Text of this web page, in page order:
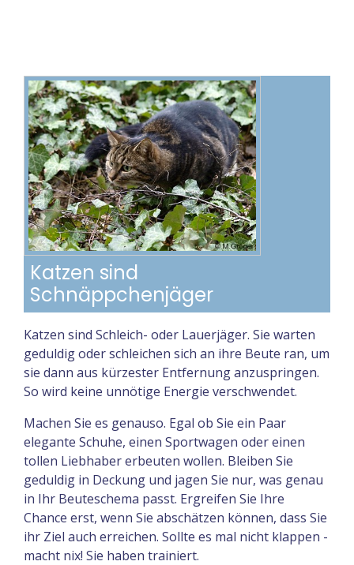
Katzen sind
Schnäppchenjäger
Katzen sind Schleich- oder Lauerjäger. Sie warten
geduldig oder schleichen sich an ihre Beute ran, um
sie dann aus kürzester Entfernung anzuspringen.
So wird keine unnötige Energie verschwendet.
Machen Sie es genauso. Egal ob Sie ein Paar
elegante Schuhe, einen Sportwagen oder einen
tollen Liebhaber erbeuten wollen. Bleiben Sie
geduldig in Deckung und jagen Sie nur, was genau
in Ihr Beuteschema passt. Ergreifen Sie Ihre
Chance erst, wenn Sie abschätzen können, dass Sie
ihr Ziel auch erreichen. Sollte es mal nicht klappen -
macht nix! Sie haben trainiert.